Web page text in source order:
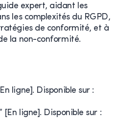
expert, aidant les
les complexités du RGPD,
de conformité, et à
la non-conformité.
ligne]. Disponible sur :
ligne]. Disponible sur :